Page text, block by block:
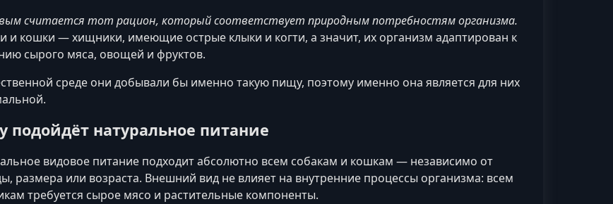
считается тот рацион, который соответствует природным потребностям организма.
и кошки — хищники, имеющие острые клыки и когти, а значит, их организм адаптирован к
сырого мяса, овощей и фруктов.
среде они добывали бы именно такую пищу, поэтому именно она является для них
подойдёт натуральное питание
видовое питание подходит абсолютно всем собакам и кошкам — независимо от
размера или возраста. Внешний вид не влияет на внутренние процессы организма: всем
требуется сырое мясо и растительные компоненты.